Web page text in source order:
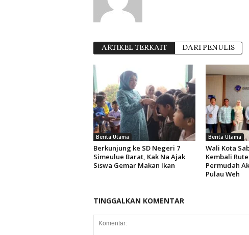
ARTIKEL TERKAIT DARI PENULIS
Berita Utama
Berkunjung ke SD Negeri 7
Simeulue Barat, Kak Na Ajak
Siswa Gemar Makan Ikan
Berita Utama
Wali Kota
Kembali
Permudah
Pulau Weh
TINGGALKAN KOMENTAR